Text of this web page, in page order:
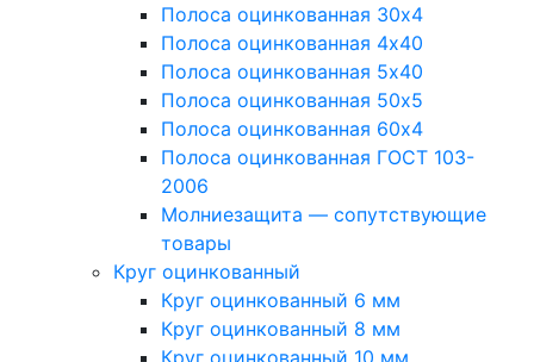
Полоса оцинкованная 30х4
Полоса оцинкованная 4х40
Полоса оцинкованная 5х40
Полоса оцинкованная 50х5
Полоса оцинкованная 60х4
Полоса оцинкованная ГОСТ 103-
2006
Молниезащита — сопутствующие
товары
Круг оцинкованный
Круг оцинкованный 6 мм
Круг оцинкованный 8 мм
Круг оцинкованный 10 мм